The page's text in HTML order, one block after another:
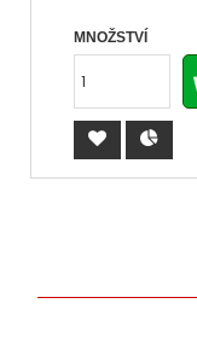
MNOŽSTVÍ